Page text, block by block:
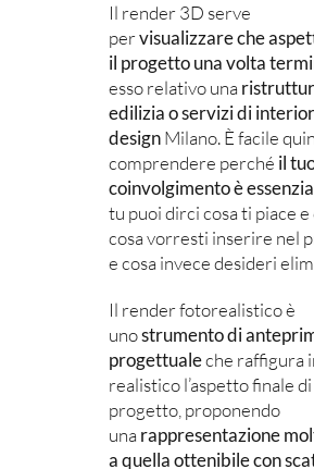
Il render 3D serve
pervisualizzare che
il progetto una volta
esso relativo una
edilizia o servizi di interior
designMilano. È facile
comprendere perché il
coinvolgimento è
tu puoi dirci cosa ti piace e
cosa vorresti inserire nel
e cosa invece desideri
Il render fotorealistico è
unostrumento di
progettualeche raffigura
realistico l’aspetto finale
progetto, proponendo
una rappresentazione
a quella ottenibile con